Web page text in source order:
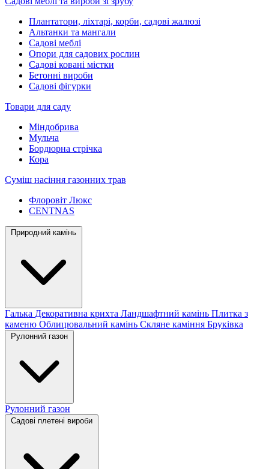
Плантатори, ліхтарі, корби, садові жалюзі
Альтанки та мангали
Садові меблі
Опори для садових рослин
Садові ковані містки
Бетонні вироби
Садові фігурки
Товари для саду
Міндобрива
Мульча
Бордюрна стрічка
Кора
Суміш насіння газонних трав
Флоровіт Люкс
СENTNAS
Природний камінь
Галька Декоративна крихта Ландшафтний камінь Плитка з
каменю Облицювальний камінь Скляне каміння Бруківка
Рулонний газон
Рулонний газон
Садові плетені вироби